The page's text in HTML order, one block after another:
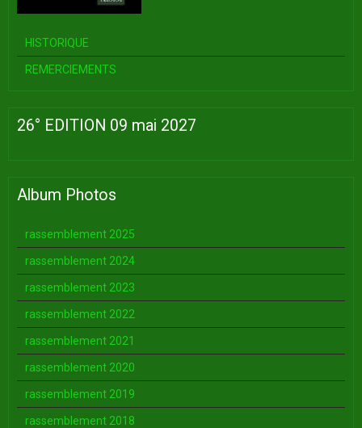
HISTORIQUE
REMERCIEMENTS
26° EDITION 09 mai 2027
Album Photos
rassemblement 2025
rassemblement 2024
rassemblement 2023
rassemblement 2022
rassemblement 2021
rassemblement 2020
rassemblement 2019
rassemblement 2018